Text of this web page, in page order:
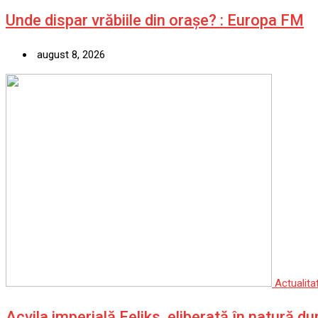
Unde dispar vrăbiile din orașe? : Europa FM
august 8, 2026